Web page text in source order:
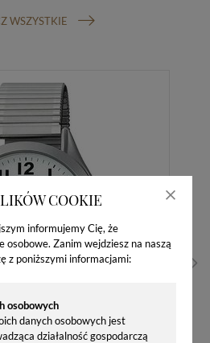
COOKIE
informujemy Cię, że
osobowe. Zanim wejdziesz na naszą
z poniższymi informacjami:
osobowych
danych osobowych jest
działalność gospodarczą
WSZYSTKIE